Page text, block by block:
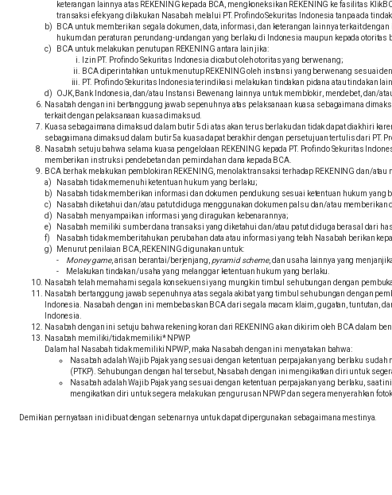
keterangan lainnya atas REKENING kepada BCA, mengkoneksikan REKENING ke fasilitas
transaksi efek yang dilakukan Nasabah melalui PT. Profindo Sekuritas Indonesia tanpa ada
BCA untuk memberikan segala dokumen, data, informasi, dan keterangan lainnya terkait
hukum dan peraturan perundang-undangan yang berlaku di Indonesia maupun kepada
BCA untuk melakukan penutupan REKENING antara lain jika:
Izin PT. Profindo Sekuritas Indonesia dicabut oleh otoritas yang berwenang;
BCA diperintahkan untuk menutup REKENING oleh instansi yang berwenang sesuai
PT. Profindo Sekuritas Indonesia terindikasi melakukan tindakan pidana atau tindakan
OJK, Bank Indonesia, dan/atau Instansi Bewenang lainnya untuk memblokir, mendebet, dan/
Nasabah dengan ini bertanggung jawab sepenuhnya atas pelaksanaan kuasa sebagaimana
terkait dengan pelaksanaan kuasa dimaksud.
Kuasa sebagaimana dimaksud dalam butir 5 di atas akan terus berlaku dan tidak dapat diakhiri
sebagaimana dimaksud dalam butir 5a kuasa dapat berakhir dengan persetujuan tertulis dari PT.
Nasabah setuju bahwa selama kuasa pengelolaan REKENING kepada PT. Profindo Sekuritas
memberikan instruksi pendebetan dan pemindahan dana kepada BCA.
BCA berhak melakukan pemblokiran REKENING, menolak transaksi terhadap REKENING dan/
Nasabah tidak memenuhi ketentuan hukum yang berlaku;
Nasabah tidak memberikan informasi dan dokumen pendukung sesuai ketentuan hukum yang
Nasabah diketahui dan/atau patut diduga menggunakan dokumen palsu dan/atau memberikan
Nasabah menyampaikan informasi yang diragukan kebenarannya;
Nasabah memiliki sumber dana transaksi yang diketahui dan/atau patut diduga berasal dari
Nasabah tidak memberitahukan perubahan data atau informasi yang telah Nasabah berikan
Menurut penilaian BCA, REKENING digunakan untuk:
Money game, arisan berantai/berjenjang,pyramid scheme, dan usaha lainnya yang
Melakukan tindakan/usaha yang melanggar ketentuan hukum yang berlaku.
Nasabah telah memahami segala konsekuensi yang mungkin timbul sehubungan dengan
Nasabah bertanggung jawab sepenuhnya atas segala akibat yang timbul sehubungan dengan
Indonesia. Nasabah dengan ini membebaskan BCA dari segala macam klaim, gugatan, tuntutan,
Indonesia.
Nasabah dengan ini setuju bahwa rekening koran dari REKENING akan dikirim oleh BCA dalam
Nasabah memiliki/tidak memiliki* NPWP.
Dalam hal Nasabah tidak memiliki NPWP, maka Nasabah dengan ini menyatakan bahwa:
Nasabah adalah Wajib Pajak yang sesuai dengan ketentuan perpajakan yang berlaku
(PTKP). Sehubungan dengan hal tersebut, Nasabah dengan ini mengikatkan diri untuk
Nasabah adalah Wajib Pajak yang sesuai dengan ketentuan perpajakan yang berlaku,
mengikatkan diri untuk segera melakukan pengurusan NPWP dan segera menyerahkan
Demikian pernyataan ini dibuat dengan sebenarnya untuk dapat dipergunakan sebagaimana mestinya.